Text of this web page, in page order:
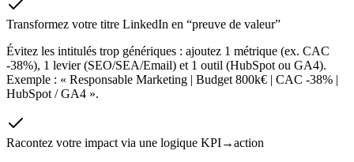
Transformez votre titre LinkedIn en “preuve de valeur”
Évitez les intitulés trop génériques : ajoutez 1 métrique (ex. CAC
-38%), 1 levier (SEO/SEA/Email) et 1 outil (HubSpot ou GA4).
Exemple : « Responsable Marketing | Budget 800k€ | CAC -38% |
HubSpot / GA4 ».
Racontez votre impact via une logique KPI→action